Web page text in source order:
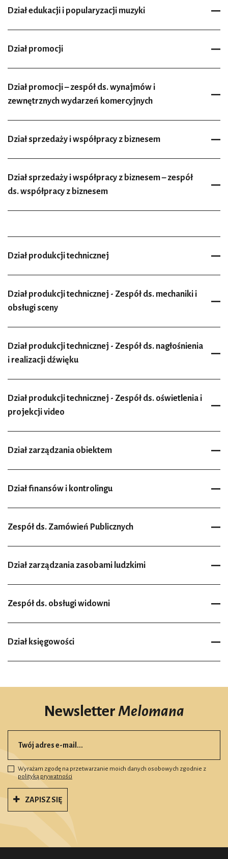
Dział edukacji i popularyzacji muzyki
Dział promocji
Dział promocji – zespół ds. wynajmów i
zewnętrznych wydarzeń komercyjnych
Dział sprzedaży i współpracy z biznesem
Dział sprzedaży i współpracy z biznesem – zespół
ds. współpracy z biznesem
Dział produkcji technicznej
Dział produkcji technicznej - Zespół ds. mechaniki i
obsługi sceny
Dział produkcji technicznej - Zespół ds. nagłośnienia
i realizacji dźwięku
Dział produkcji technicznej - Zespół ds. oświetlenia i
projekcji video
Dział zarządzania obiektem
Dział finansów i kontrolingu
Zespół ds. Zamówień Publicznych
Dział zarządzania zasobami ludzkimi
Zespół ds. obsługi widowni
Dział księgowości
NewsletterMelomana
Wyrażam zgodę na przetwarzanie moich danych osobowych zgodnie z
polityką prywatności
ZAPISZ SIĘ